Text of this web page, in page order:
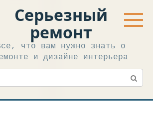
Серьезный
ремонт
что вам нужно знать о
и дизайне интерьера